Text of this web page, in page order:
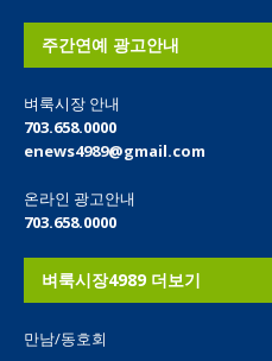
주간연예 광고안내
벼룩시장 안내
703.658.0000
enews4989@gmail.com
온라인 광고안내
703.658.0000
벼룩시장4989 더보기
만남/동호회